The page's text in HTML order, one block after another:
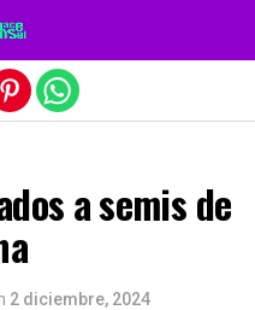
a semis de
2 diciembre, 2024
móvil